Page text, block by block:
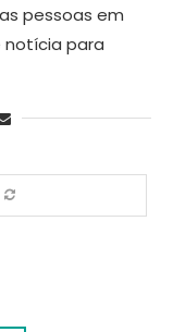
pessoas em
para